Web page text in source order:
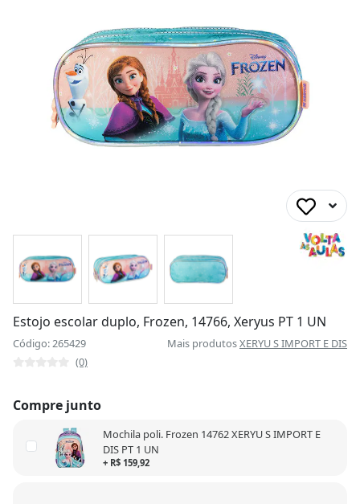
Estojo escolar duplo, Frozen, 14766, Xeryus PT 1 UN
Código: 265429 Mais produtosXERYU S IMPORT E DIS
(0)
Compre junto
Mochila poli. Frozen 14762 XERYU S IMPORT E
DIS PT 1 UN
+ R$ 159,92